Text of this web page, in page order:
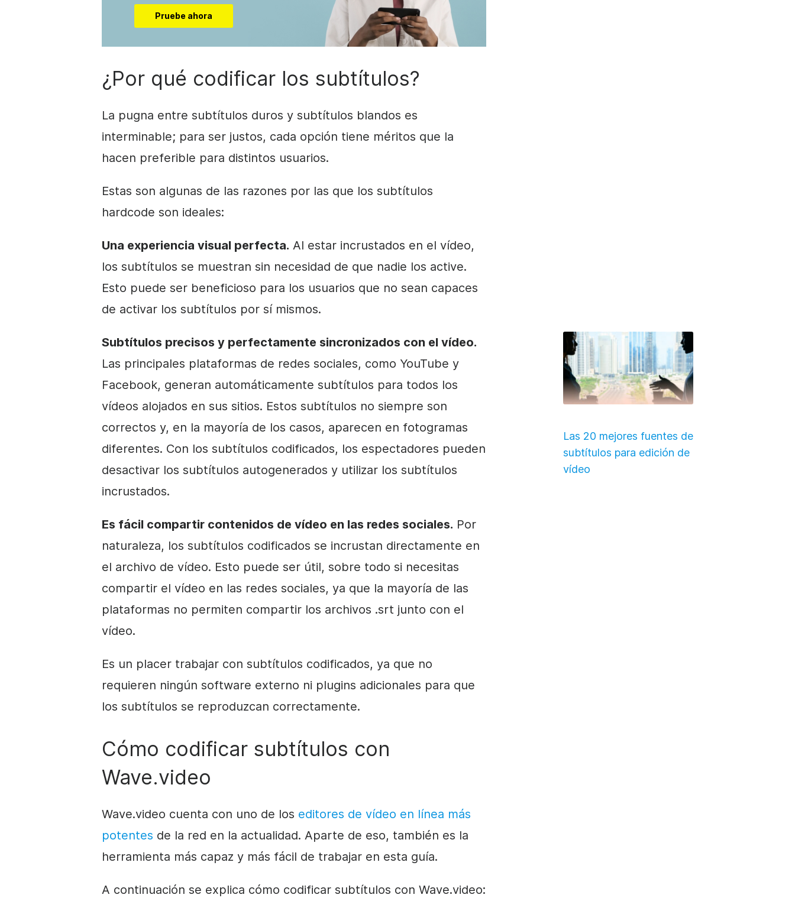
Pruebe ahora
¿Por qué codificar los subtítulos?
La pugna entre subtítulos duros y subtítulos blandos es
interminable; para ser justos, cada opción tiene méritos que la
hacen preferible para distintos usuarios.
Estas son algunas de las razones por las que los subtítulos
hardcode son ideales:
Una experiencia visual perfecta. Al estar incrustados en el vídeo,
los subtítulos se muestran sin necesidad de que nadie los active.
Esto puede ser beneficioso para los usuarios que no sean capaces
de activar los subtítulos por sí mismos.
Las 20 mejores fuentes de
subtítulos para edición de
vídeo
Subtítulos precisos y perfectamente sincronizados con el vídeo.
Las principales plataformas de redes sociales, como YouTube y
Facebook, generan automáticamente subtítulos para todos los
vídeos alojados en sus sitios. Estos subtítulos no siempre son
correctos y, en la mayoría de los casos, aparecen en fotogramas
diferentes. Con los subtítulos codificados, los espectadores pueden
desactivar los subtítulos autogenerados y utilizar los subtítulos
incrustados.
Es fácil compartir contenidos de vídeo en las redes sociales. Por
naturaleza, los subtítulos codificados se incrustan directamente en
el archivo de vídeo. Esto puede ser útil, sobre todo si necesitas
compartir el vídeo en las redes sociales, ya que la mayoría de las
plataformas no permiten compartir los archivos .srt junto con el
vídeo.
Es un placer trabajar con subtítulos codificados, ya que no
requieren ningún software externo ni plugins adicionales para que
los subtítulos se reproduzcan correctamente.
Cómo codificar subtítulos con
Wave.video
Wave.video cuenta con uno de los editores de vídeo en línea más
potentes de la red en la actualidad. Aparte de eso, también es la
herramienta más capaz y más fácil de trabajar en esta guía.
A continuación se explica cómo codificar subtítulos con Wave.video: